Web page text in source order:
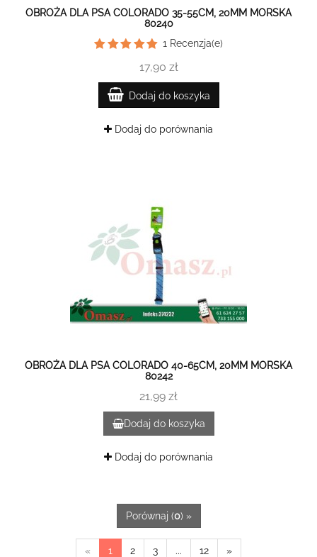
OBROŻA DLA PSA COLORADO 35-55CM, 20MM MORSKA
80240
1 Recenzja(e)
17,90 zł
Dodaj do koszyka
Dodaj do porównania
OBROŻA DLA PSA COLORADO 40-65CM, 20MM MORSKA
80242
21,99 zł
Dodaj do koszyka
Dodaj do porównania
Porównaj (0) »
« 1 2 3 ... 12 »